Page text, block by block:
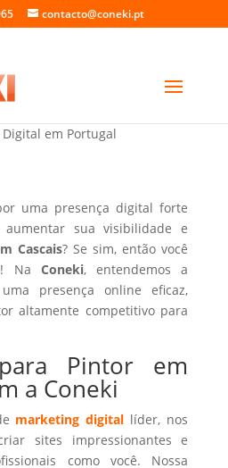
contacto@coneki.pt
em Cascais
em Portugal
uma presença digital forte
aumentar sua visibilidade e
Cascais? Se sim, então você
Na Coneki, entendemos a
presença online eficaz,
altamente competitivo para
Pintor em
a Coneki
marketing digital líder, nos
sites impressionantes e
como você. Nossa